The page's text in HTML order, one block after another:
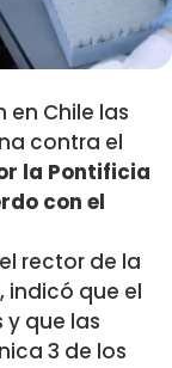
Chile las
contra el
la Pontificia
con el
rector de la
, indicó que el
que las
3 de los